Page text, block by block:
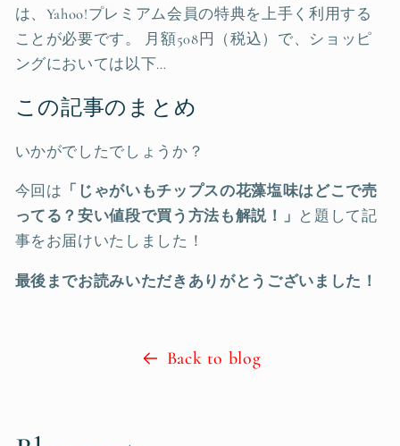
は、Yahoo!プレミアム会員の特典を上手く利用する
ことが必要です。 月額508円（税込）で、ショッピ
ングにおいては以下…
この記事のまとめ
いかがでしたでしょうか？
今回は 「 じゃがいもチップスの花藻塩味はどこで売
ってる？安い値段で買う方法も解説！ 」 と題して記
事をお届けいたしました！
最後までお読みいただきありがとうございました！
Back to blog